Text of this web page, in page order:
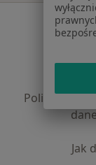
Polityka
Jak